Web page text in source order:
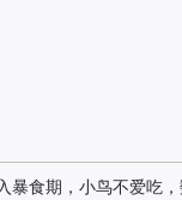
暴食期，小鸟不爱吃